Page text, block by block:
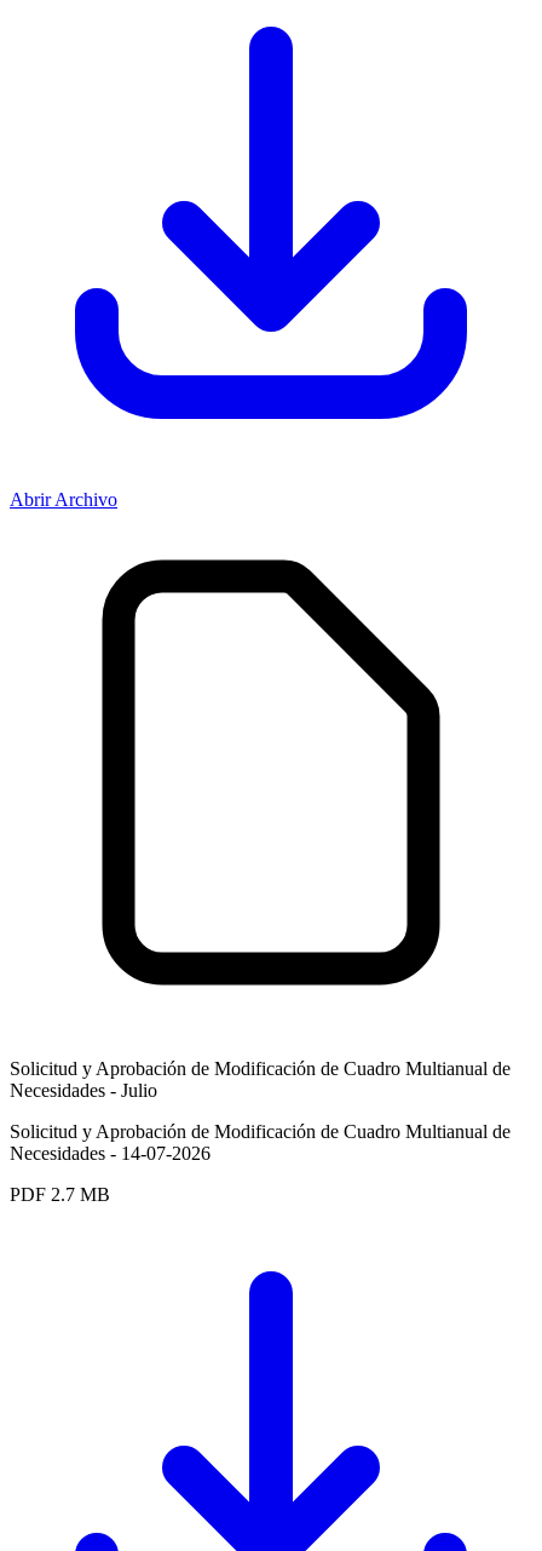
Abrir Archivo
Solicitud y Aprobación de Modificación de Cuadro Multianual de
Necesidades - Julio
Solicitud y Aprobación de Modificación de Cuadro Multianual de
Necesidades - 14-07-2026
PDF 2.7 MB